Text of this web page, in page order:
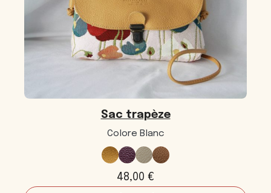
Sac trapèze
Colore Blanc
48,00 €